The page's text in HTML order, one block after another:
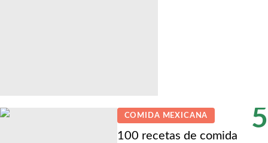
5
COMIDA MEXICANA
100 recetas de comida